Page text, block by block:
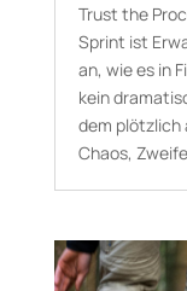
Trust the
Sprint ist
an, wie es in
kein
dem plötzlich
Chaos,